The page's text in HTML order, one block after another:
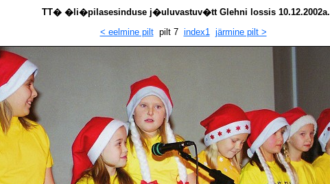
TT� �li�pilasesinduse j�uluvastuv�tt Glehni lossis 10.12.2002a.
< eelmine piltpilt 7 index1 järmine pilt >